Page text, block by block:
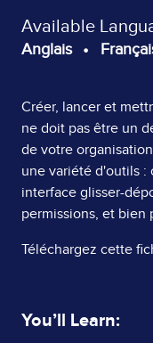
Available
Anglais
Page
Content
Créer, lancer et
ne doit pas être un
de votre
une variété d'outils :
interface glisser-
permissions, et bien
Téléchargez cette
You’ll Learn: